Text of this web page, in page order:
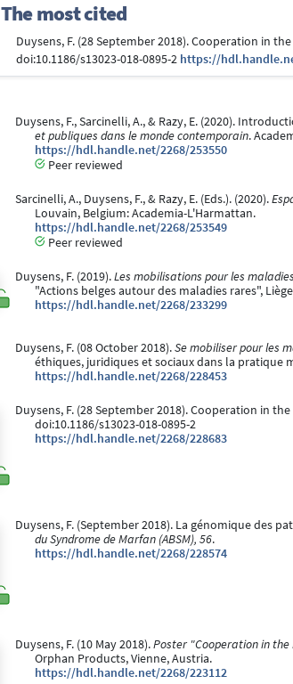
The most cited
Duysens, F. (28 September 2018). Cooperation in
doi:10.1186/s13023-018-0895-2 https://
Duysens, F., Sarcinelli, A., & Razy, E. (2020).
et publiques dans le monde contemporain.
https://hdl.handle.net/2268/253550
Peer reviewed
Sarcinelli, A., Duysens, F., & Razy, E. (Eds.). (2020).
Louvain, Belgium: Academia-L'Harmattan.
https://hdl.handle.net/2268/253549
Peer reviewed
Duysens, F. (2019).Les mobilisations pour les
"Actions belges autour des maladies rares",
https://hdl.handle.net/2268/233299
Duysens, F. (08 October 2018).Se mobiliser pour les
éthiques, juridiques et sociaux dans la pratique
https://hdl.handle.net/2268/228453
Duysens, F. (28 September 2018). Cooperation in
doi:10.1186/s13023-018-0895-2
https://hdl.handle.net/2268/228683
Duysens, F. (September 2018). La génomique des
du Syndrome de Marfan (ABSM), 56.
https://hdl.handle.net/2268/228574
Duysens, F. (10 May 2018).Poster "Cooperation in the
Orphan Products, Vienne, Austria.
https://hdl.handle.net/2268/223112